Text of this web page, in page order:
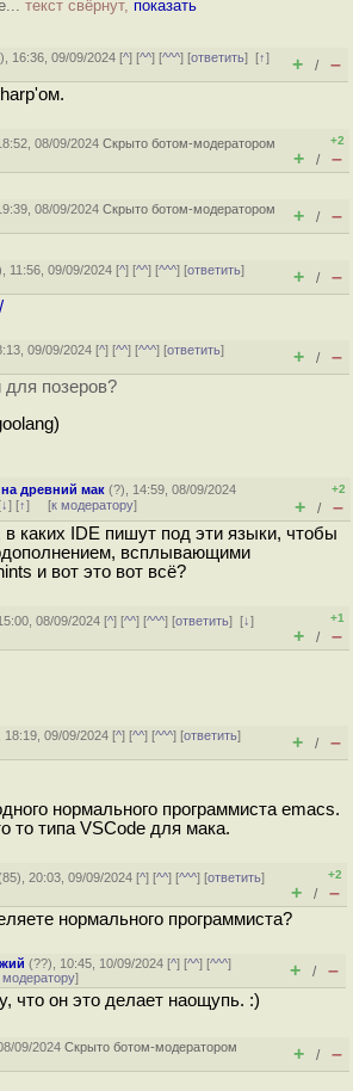
текст свёрнут, показать
), 16:36, 09/09/2024 [^] [^^] [^^^] [ответить][↑]
+ / –
08/09/2024Скрыто ботом-модератором
+2
+ / –
08/09/2024Скрыто ботом-модератором
+ / –
11:56, 09/09/2024 [^] [^^] [^^^] [ответить]
+ / –
09/09/2024 [^] [^^] [^^^] [ответить]
+ / –
позеров?
древний мак (?), 14:59, 08/09/2024
↓] [↑] [к модератору]
+2
+ / –
в каких IDE пишут под эти языки, чтобы
всплывающими
и вот это вот всё?
08/09/2024 [^] [^^] [^^^] [ответить][↓]
+1
+ / –
18:19, 09/09/2024 [^] [^^] [^^^] [ответить]
+ / –
нормального программиста emacs.
то типа VSCode для мака.
85), 20:03, 09/09/2024 [^] [^^] [^^^] [ответить]
+2
+ / –
нормального программиста?
(??), 10:45, 10/09/2024 [^] [^^] [^^^]
модератору] + / –
что он это делает наощупь. :)
09/2024Скрыто ботом-модератором
+ / –